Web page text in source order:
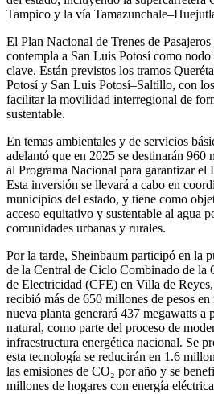
Tampico y la vía
El Plan Nacional de Trenes de Pasajeros
contempla a San Luis Potosí como
clave. Están previstos los tramos
Potosí y San Luis Potosí–Saltillo, con
facilitar la movilidad interregional de
sustentable.
En temas ambientales y de servicios
adelantó que en 2025 se destinarán 960
al Programa Nacional para garantizar el
Esta inversión se llevará a cabo en
municipios del estado, y tiene como
acceso equitativo y sustentable al agua
comunidades urbanas y rurales.
Por la tarde, Sheinbaum participó en la
de la Central de Ciclo Combinado de la
de Electricidad (CFE) en Villa de
recibió más de 650 millones de pesos
nueva planta generará 437 megawatts a
natural, como parte del proceso de
infraestructura energética nacional. Se
esta tecnología se reducirán en 1.6
las emisiones de CO₂ por año y se
millones de hogares con energía